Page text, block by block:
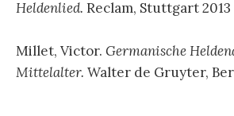
Heldenlied. Reclam, Stuttgart 2013
Millet, Victor. Germanische
Mittelalter. Walter de Gruyter,